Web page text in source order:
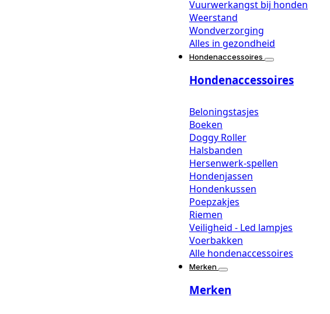
Vuurwerkangst bij honden
Weerstand
Wondverzorging
Alles in gezondheid
Hondenaccessoires
Hondenaccessoires
Beloningstasjes
Boeken
Doggy Roller
Halsbanden
Hersenwerk-spellen
Hondenjassen
Hondenkussen
Poepzakjes
Riemen
Veiligheid - Led lampjes
Voerbakken
Alle hondenaccessoires
Merken
Merken